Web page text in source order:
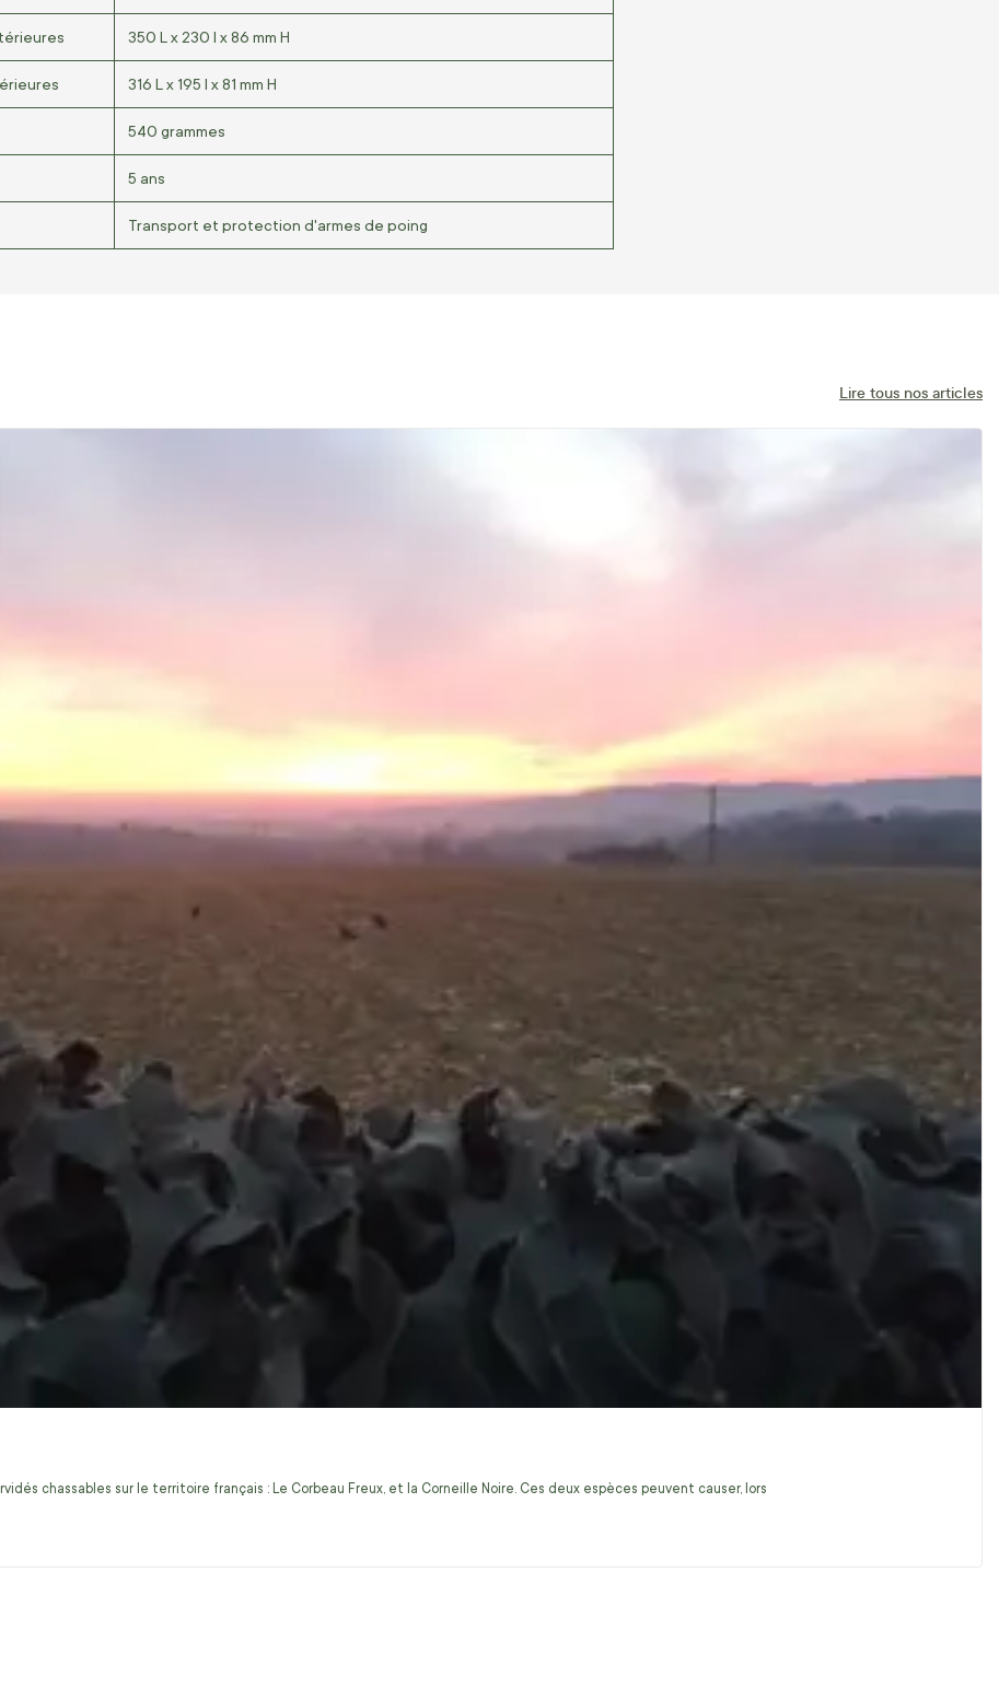
350 L x 230 l x 86 mm H
316 L x 195 l x 81 mm H
540 grammes
5 ans
Transport et protection d'armes de poing
Lire tous nos articles
chassables sur le territoire français : Le Corbeau Freux, et la Corneille Noire. Ces deux espèces peuvent causer, lors